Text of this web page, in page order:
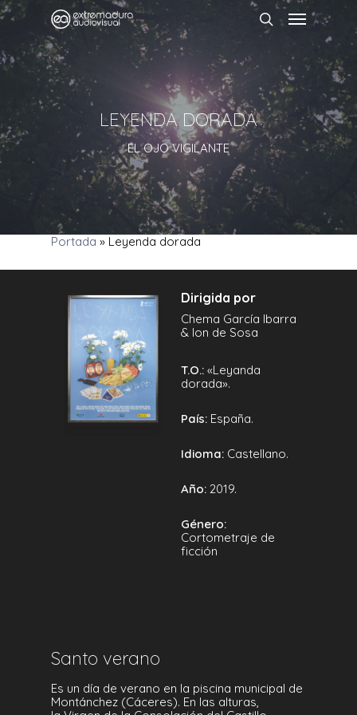
LEYENDA DORADA
EL OJO VIGILANTE
Portada » Leyenda dorada
Dirigida por
Chema García Ibarra
& Ion de Sosa
T.O.: «Leyanda
dorada».
País: España.
Idioma: Castellano.
Año: 2019.
Género:
Cortometraje de
ficción
Santo verano
Es un día de verano en la piscina municipal de
Montánchez (Cáceres). En las alturas,